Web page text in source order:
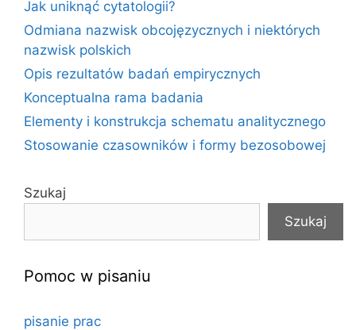
Jak uniknąć cytatologii?
Odmiana nazwisk obcojęzycznych i niektórych
nazwisk polskich
Opis rezultatów badań empirycznych
Konceptualna rama badania
Elementy i konstrukcja schematu analitycznego
Stosowanie czasowników i formy bezosobowej
Szukaj
Szukaj
Pomoc w pisaniu
pisanie prac